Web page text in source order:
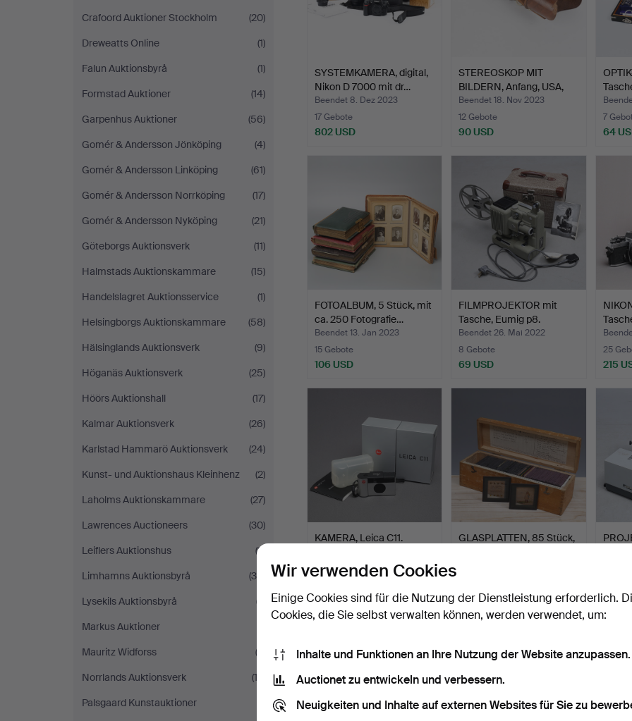
Crafoord Auktioner Stockholm
(20)
Dreweatts Online
(1)
Falun Auktionsbyrå
(1)
Formstad Auktioner
(14)
Garpenhus Auktioner
(56)
Gomér & Andersson Jönköping
(4)
Gomér & Andersson Linköping
(61)
Gomér & Andersson Norrköping
(17)
Gomér & Andersson Nyköping
(21)
Göteborgs Auktionsverk
(11)
Halmstads Auktionskammare
(15)
Handelslagret Auktionsservice
(1)
Helsingborgs Auktionskammare
(58)
Hälsinglands Auktionsverk
(9)
Höganäs Auktionsverk
(25)
Höörs Auktionshall
(17)
Kalmar Auktionsverk
(26)
Karlstad Hammarö Auktionsverk
(24)
Kunst- und Auktionshaus Kleinhenz
(2)
Laholms Auktionskammare
(27)
Lawrences Auctioneers
(30)
Leiflers Auktionshus
(3)
Limhamns Auktionsbyrå
(36)
Lysekils Auktionsbyrå
(7)
Markus Auktioner
Mauritz Widforss
(2)
Norrlands Auktionsverk
(13)
Palsgaard Kunstauktioner
SYSTEMKAMERA, digital,
Nikon D 7000 mit dr…
Beendet 8. Dez 2023
17 Gebote
802 USD
STEREOSKOP MIT
BILDERN, Anfang, USA,
20. J…
Beendet 18. Nov 2023
12 Gebote
90 USD
7
64
FOTOALBUM, 5 Stück, mit
ca. 250 Fotografie…
Beendet 13. Jan 2023
15 Gebote
106 USD
FILMPROJEKTOR mit
Tasche, Eumig p8.
Zweite…
Beendet 26. Mai 2022
8 Gebote
69 USD
25
215
KAMERA, Leica C11.
Beendet 4. Jul 2021
43 USD
GLASPLATTEN, 85 Stück,
58 USD 37
Wir verwenden Cookies
Einige Cookies sind für die Nutzung der Dienstleistung erforderlich.
Cookies, die Sie selbst verwalten können, werden verwendet, um:
Inhalte und Funktionen an Ihre Nutzung der Website anzupassen.
Auctionet zu entwickeln und verbessern.
Neuigkeiten und Inhalte auf externen Websites für Sie zu